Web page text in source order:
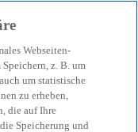
für
Webseiten-
z. B. um
um statistische
zu erheben,
die auf Ihre
Speicherung und